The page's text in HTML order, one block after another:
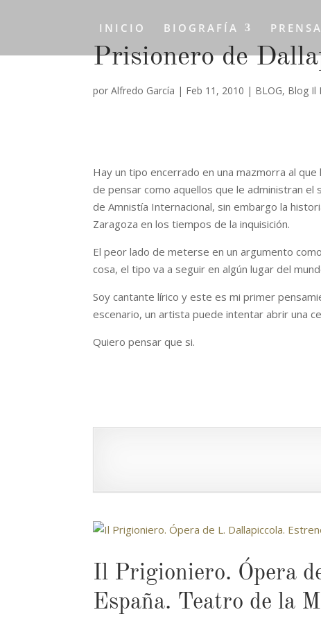
INICIO BIOGRAFÍA PRENSA
Prisionero de
porAlfredo García | Feb 11, 2010 | BLOG, Blog Il
Hay un tipo encerrado en una mazmorra al
de pensar como aquellos que le administran
de Amnistía Internacional, sin embargo la
Zaragoza en los tiempos de la inquisición.
El peor lado de meterse en un argumento
cosa, el tipo va a seguir en algún lugar del
Soy cantante lírico y este es mi primer
escenario, un artista puede intentar abrir una
Quiero pensar que si.
Il Prigioniero. Ópera
España. Teatro de la